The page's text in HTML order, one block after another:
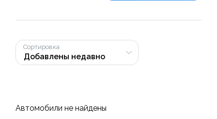
Сортировка
Автомобили не найдены